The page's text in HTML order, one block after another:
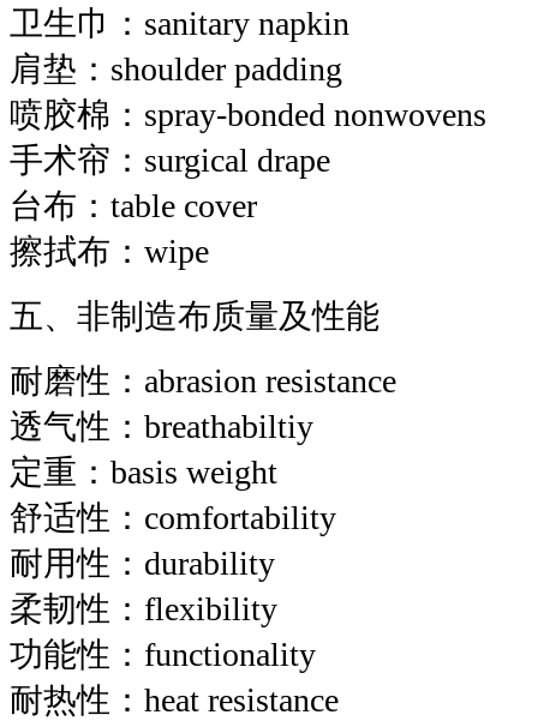
卫生巾：sanitary napkin
肩垫：shoulder padding
喷胶棉：spray-bonded nonwovens
手术帘：surgical drape
台布：table cover
擦拭布：wipe
五、非制造布质量及性能
耐磨性：abrasion resistance
透气性：breathabiltiy
定重：basis weight
舒适性：comfortability
耐用性：durability
柔韧性：flexibility
功能性：functionality
耐热性：heat resistance